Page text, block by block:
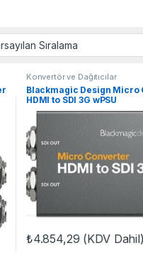
Konvertör ve Dağıtıcılar
Blackmagic Design Micro
HDMI to SDI 3G wPSU
₺4.854,29 (KDV